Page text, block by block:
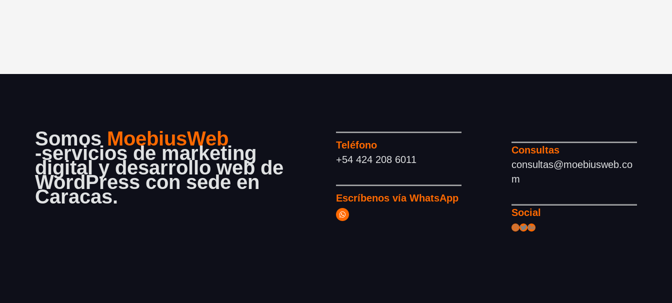
Somos MoebiusWeb
-servicios de marketing
digital y desarrollo web de
WordPress con sede en
Caracas.
Teléfono
+54 424 208 6011
Escríbenos vía WhatsApp
Consultas
consultas@moebiusweb.co
m
Social
Instagram
Twitter
Behance